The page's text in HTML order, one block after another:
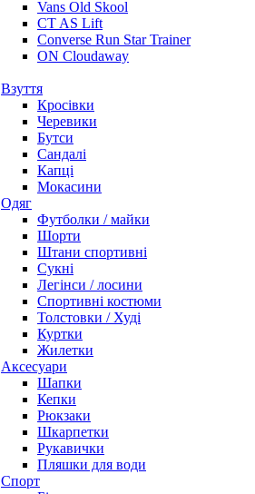
Vans Old Skool
CT AS Lift
Converse Run Star Trainer
ON Cloudaway
Взуття
Кросівки
Черевики
Бутси
Сандалі
Капці
Мокасини
Одяг
Футболки / майки
Шорти
Штани спортивні
Сукні
Легінси / лосини
Спортивні костюми
Толстовки / Худі
Куртки
Жилетки
Аксесуари
Шапки
Кепки
Рюкзаки
Шкарпетки
Рукавички
Пляшки для води
Спорт